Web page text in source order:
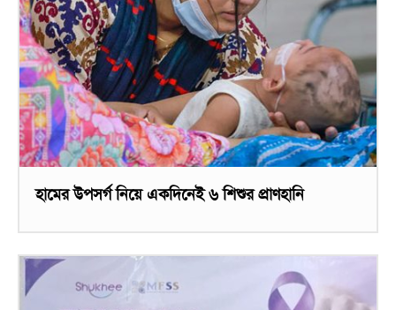
হামের উপসর্গ নিয়ে একদিনেই ৬ শিশুর প্রাণহানি